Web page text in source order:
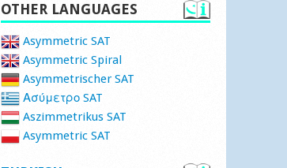
OTHER LANGUAGES
Asymmetric SAT
Asymmetric Spiral
Asymmetrischer SAT
Ασύμετρο SAT
Aszimmetrikus SAT
Asymmetric SAT